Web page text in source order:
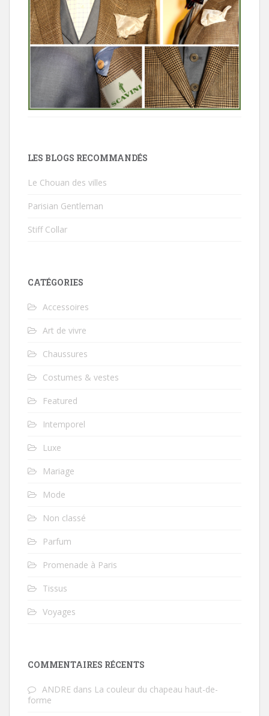
LES BLOGS RECOMMANDÉS
Le Chouan des villes
Parisian Gentleman
Stiff Collar
CATÉGORIES
Accessoires
Art de vivre
Chaussures
Costumes & vestes
Featured
Intemporel
Luxe
Mariage
Mode
Non classé
Parfum
Promenade à Paris
Tissus
Voyages
COMMENTAIRES RÉCENTS
ANDRE dans La couleur du chapeau haut-de-
forme